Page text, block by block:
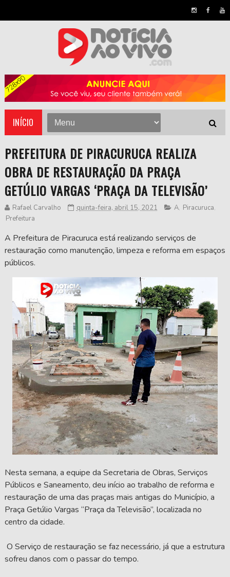
INÍCIO
PREFEITURA DE PIRACURUCA REALIZA
OBRA DE RESTAURAÇÃO DA PRAÇA
GETÚLIO VARGAS ‘PRAÇA DA TELEVISÃO’
Rafael Carvalho quinta-feira, abril 15, 2021 A, Piracuruca,
Prefeitura
A Prefeitura de Piracuruca está realizando serviços de
restauração como manutenção, limpeza e reforma em espaços
públicos.
Nesta semana, a equipe da Secretaria de Obras, Serviços
Públicos e Saneamento, deu início ao trabalho de reforma e
restauração de uma das praças mais antigas do Município, a
Praça Getúlio Vargas “Praça da Televisão”, localizada no
centro da cidade.
O Serviço de restauração se faz necessário, já que a estrutura
sofreu danos com o passar do tempo.